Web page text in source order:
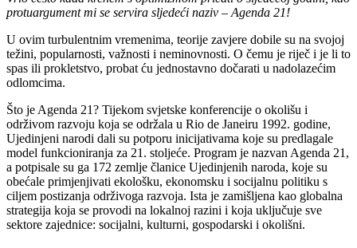
protuargument mi se servira sljedeći naziv – Agenda 21!
U ovim turbulentnim vremenima, teorije zavjere dobile su na svojoj
težini, popularnosti, važnosti i neminovnosti. O čemu je riječ i je li to
spas ili prokletstvo, probat ću jednostavno dočarati u nadolazećim
odlomcima.
Što je Agenda 21? Tijekom svjetske konferencije o okolišu i
održivom razvoju koja se održala u Rio de Janeiru 1992. godine,
Ujedinjeni narodi dali su potporu inicijativama koje su predlagale
model funkcioniranja za 21. stoljeće. Program je nazvan Agenda 21,
a potpisale su ga 172 zemlje članice Ujedinjenih naroda, koje su
obećale primjenjivati ekološku, ekonomsku i socijalnu politiku s
ciljem postizanja održivoga razvoja. Ista je zamišljena kao globalna
strategija koja se provodi na lokalnoj razini i koja uključuje sve
sektore zajednice: socijalni, kulturni, gospodarski i okolišni.